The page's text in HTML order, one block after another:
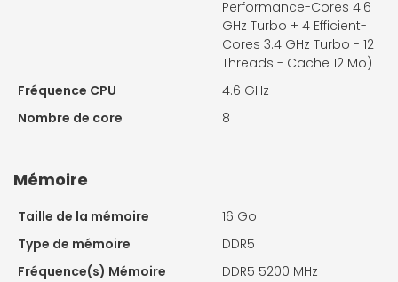
Performance-Cores 4.6
GHz Turbo + 4 Efficient-
Cores 3.4 GHz Turbo - 12
Threads - Cache 12 Mo)
Fréquence CPU
4.6 GHz
Nombre de core
8
Mémoire
Taille de la mémoire
16 Go
Type de mémoire
DDR5
Fréquence(s) Mémoire
DDR5 5200 MHz